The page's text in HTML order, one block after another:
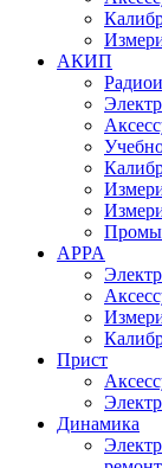
АКИП
APPA
Прист
Динамика